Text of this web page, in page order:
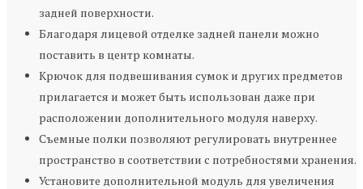
задней поверхности.
Благодаря лицевой отделке задней панели можно
поставить в центр комнаты.
Крючок для подвешивания сумок и других предметов
прилагается и может быть использован даже при
расположении дополнительного модуля наверху.
Съемные полки позволяют регулировать внутреннее
пространство в соответствии с потребностями хранения.
Установите дополнительной модуль для увеличения